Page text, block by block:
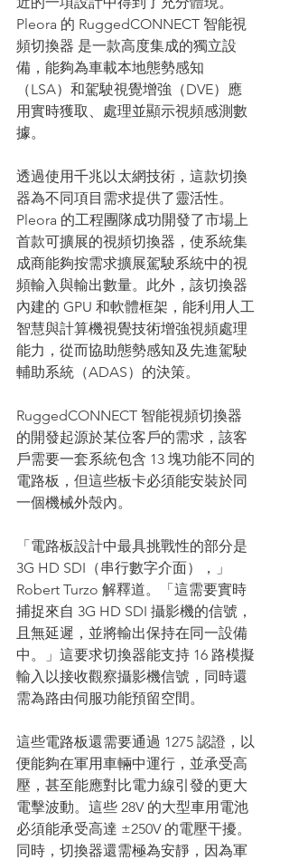
Pleora 的 RuggedCONNECT 智能視
頻切換器 是一款高度集成的獨立設
備，能夠為車載本地態勢感知
（LSA）和駕駛視覺增強（DVE）應
用實時獲取、處理並顯示視頻感測數
據。
透過使用千兆以太網技術，這款切換
器為不同項目需求提供了靈活性。
Pleora 的工程團隊成功開發了市場上
首款可擴展的視頻切換器，使系統集
成商能夠按需求擴展駕駛系統中的視
頻輸入與輸出數量。此外，該切換器
內建的 GPU 和軟體框架，能利用人工
智慧與計算機視覺技術增強視頻處理
能力，從而協助態勢感知及先進駕駛
輔助系統（ADAS）的決策。
RuggedCONNECT 智能視頻切換器
的開發起源於某位客戶的需求，該客
戶需要一套系統包含 13 塊功能不同的
電路板，但這些板卡必須能安裝於同
一個機械外殼內。
「電路板設計中最具挑戰性的部分是
3G HD SDI（串行數字介面），」
Robert Turzo 解釋道。「這需要實時
捕捉來自 3G HD SDI 攝影機的信號，
且無延遲，並將輸出保持在同一設備
中。」這要求切換器能支持 16 路模擬
輸入以接收觀察攝影機信號，同時還
需為路由伺服功能預留空間。
這些電路板還需要通過 1275 認證，以
便能夠在軍用車輛中運行，並承受高
壓，甚至能應對比電力線引發的更大
電擊波動。這些 28V 的大型車用電池
必須能承受高達 ±250V 的電壓干擾。
同時，切換器還需極為安靜，因為軍